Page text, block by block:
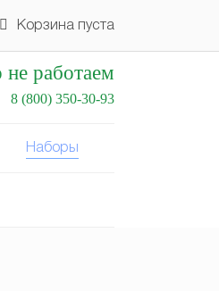
Корзина пуста
не работаем
8 (800) 350-30-93
Наборы